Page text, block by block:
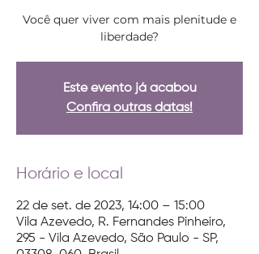
Você quer viver com mais plenitude e
liberdade?
Este evento já acabou
Confira outras datas!
Horário e local
22 de set. de 2023, 14:00 – 15:00
Vila Azevedo, R. Fernandes Pinheiro,
295 - Vila Azevedo, São Paulo - SP,